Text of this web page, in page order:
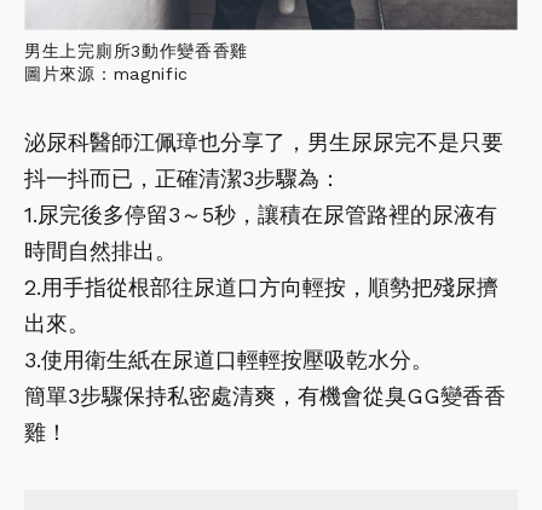
男生上完廁所3動作變香香雞
圖片來源：magnific
泌尿科醫師江佩璋也分享了，男生尿尿完不是只要
抖一抖而已，正確清潔3步驟為：
1.尿完後多停留3～5秒，讓積在尿管路裡的尿液有
時間自然排出。
2.用手指從根部往尿道口方向輕按，順勢把殘尿擠
出來。
3.使用衛生紙在尿道口輕輕按壓吸乾水分。
簡單3步驟保持私密處清爽，有機會從臭GG變香香
雞！